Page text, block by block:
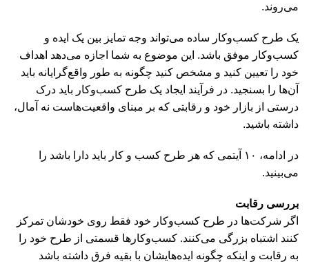
می‌روند.
یک طرح کسب‌وکار ساده می‌تواند وجه تمایز بین یک ایده و
کسب‌وکار موفق باشد. این موضوع به شما اجازه می‌دهد اهداف
خود را تعیین کنید و مشخص کنید چگونه به طور واقع‌گرایانه باید
آن‌ها را بسنجید. در فرآیند ایجاد یک طرح کسب‌وکار باید درک
درستی از بازار خود و رقابتی که بر مبنای واقعیت‌هاست نه آمال،
داشته باشید.
در ادامه، ۱۰ آیتمی که هر طرح کسب و کار باید دارا باشد را
می‌بینید.
بررسی رقابت
اگر شرکت‌ها در طرح کسب‌وکار خود فقط روی خودشان تمرکز
کنند اشتباه بزرگی می‌کنند. کسب‌وکارها قسمتی از طرح خود را
به رقابت و اینکه چگونه ایده‌هایشان با بقیه فرق داشته باشد